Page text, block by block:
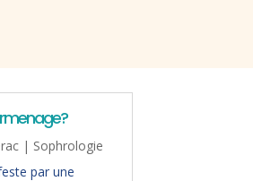
| Sophrologie
par une